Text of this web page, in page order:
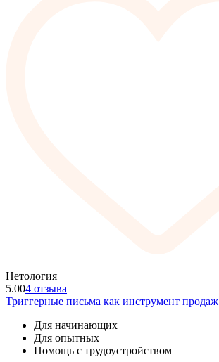
Нетология
5.004 отзыва
Триггерные письма как инструмент продаж
Для начинающих
Для опытных
Помощь с трудоустройством